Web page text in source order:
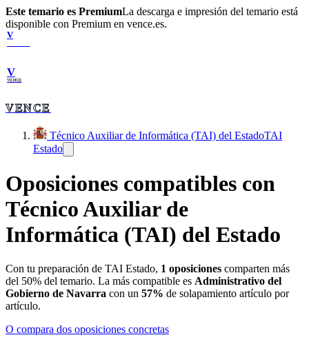
Este temario es PremiumLa descarga e impresión del temario está
disponible con Premium en vence.es.
V
V
VENCE
VENCE
Técnico Auxiliar de Informática (TAI) del EstadoTAI
Estado
Oposiciones compatibles con
Técnico Auxiliar de
Informática (TAI) del Estado
Con tu preparación de TAI Estado, 1 oposiciones comparten más
del 50% del temario. La más compatible es Administrativo del
Gobierno de Navarra con un 57% de solapamiento artículo por
artículo.
O compara dos oposiciones concretas